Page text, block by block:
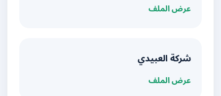
عرض الملف
شركة العبيدي
عرض الملف